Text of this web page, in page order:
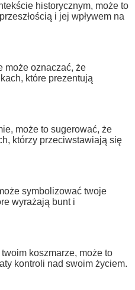
historycznym, może to
i jej wpływem na
może oznaczać, że
które prezentują
może to sugerować, że
którzy przeciwstawiają się
symbolizować twoje
wyrażają bunt i
koszmarze, może to
kontroli nad swoim życiem.